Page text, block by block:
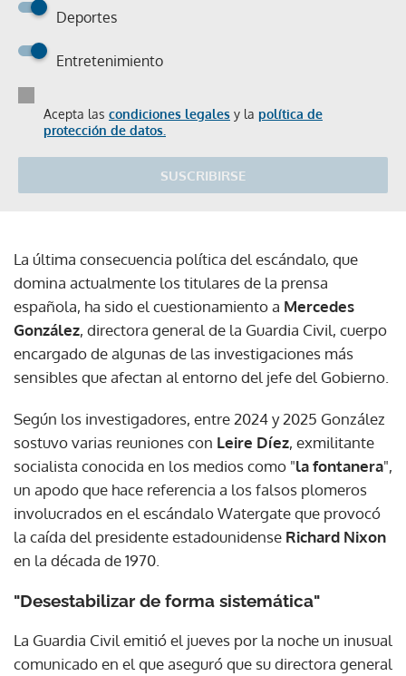
Deportes
Entretenimiento
Acepta las condiciones legales y la política de
protección de datos.
SUSCRIBIRSE
La última consecuencia política del escándalo, que
domina actualmente los titulares de la prensa
española, ha sido el cuestionamiento a Mercedes
González, directora general de la Guardia Civil, cuerpo
encargado de algunas de las investigaciones más
sensibles que afectan al entorno del jefe del Gobierno.
Según los investigadores, entre 2024 y 2025 González
sostuvo varias reuniones con Leire Díez, exmilitante
socialista conocida en los medios como "la fontanera",
un apodo que hace referencia a los falsos plomeros
involucrados en el escándalo Watergate que provocó
la caída del presidente estadounidense Richard Nixon
en la década de 1970.
"Desestabilizar de forma sistemática"
La Guardia Civil emitió el jueves por la noche un inusual
comunicado en el que aseguró que su directora general